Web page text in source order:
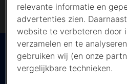
Entertainment Sport
Nederland streed met
de olympische medailles
relevante informatie en
advertenties zien.
website te verbeteren door
verzamelen en te
gebruiken wij (en onze
vergelijkbare technieken.